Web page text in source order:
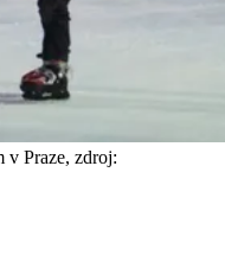
v Praze, zdroj: